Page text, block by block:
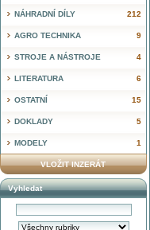
212
NÁHRADNÍ DÍLY
9
AGRO TECHNIKA
4
STROJE A NÁSTROJE
6
LITERATURA
15
OSTATNÍ
5
DOKLADY
1
MODELY
VLOŽIT INZERÁT
Vyhledat